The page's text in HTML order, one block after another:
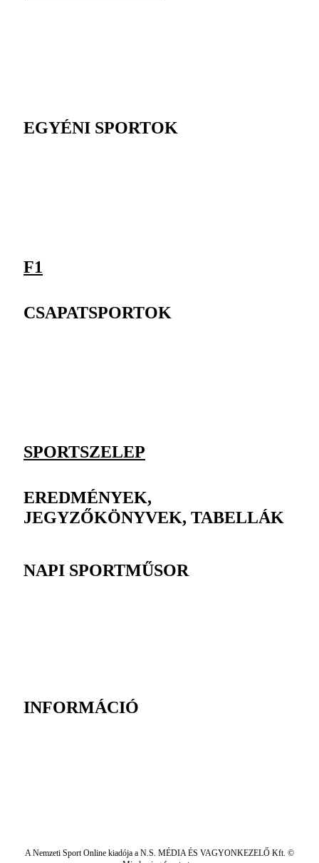
EGYÉNI SPORTOK
F1
CSAPATSPORTOK
SPORTSZELEP
EREDMÉNYEK,
JEGYZŐKÖNYVEK, TABELLÁK
NAPI SPORTMŰSOR
INFORMÁCIÓ
A Nemzeti Sport Online kiadója a N.S. MÉDIA ÉS VAGYONKEZELŐ Kft. ©